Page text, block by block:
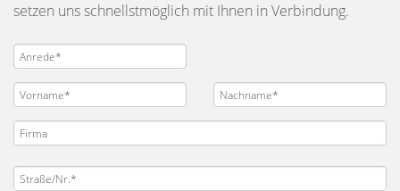
setzen uns schnellstmöglich mit Ihnen in Verbindung.